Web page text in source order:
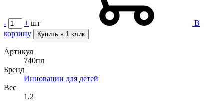
- + шт
В
корзину
Купить в 1 клик
Артикул
740пл
Бренд
Инновации для детей
Вес
1.2